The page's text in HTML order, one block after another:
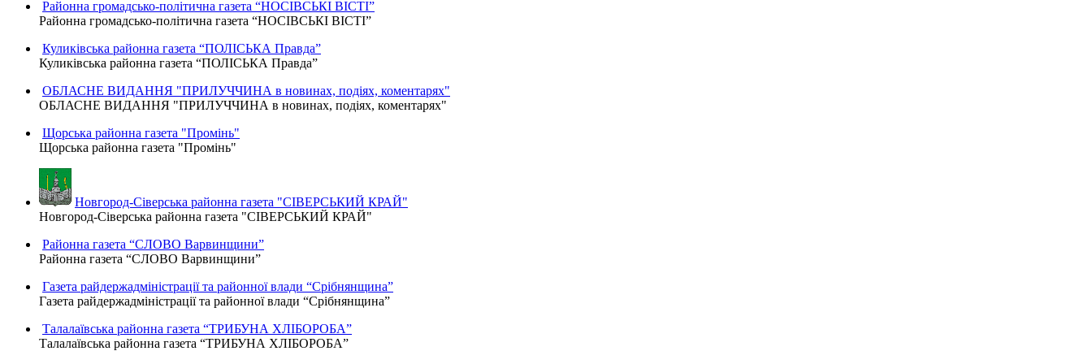
Районна громадсько-політична газета “НОСІВСЬКІ ВІСТІ”
Районна громадсько-політична газета “НОСІВСЬКІ ВІСТІ”
Куликівська районна газета “ПОЛІСЬКА Правда”
Куликівська районна газета “ПОЛІСЬКА Правда”
ОБЛАСНЕ ВИДАННЯ "ПРИЛУЧЧИНА в новинах, подіях, коментарях"
ОБЛАСНЕ ВИДАННЯ "ПРИЛУЧЧИНА в новинах, подіях, коментарях"
Щорська районна газета "Промінь"
Щорська районна газета "Промінь"
Новгород-Сіверська районна газета "СІВЕРСЬКИЙ КРАЙ"
Новгород-Сіверська районна газета "СІВЕРСЬКИЙ КРАЙ"
Районна газета “СЛОВО Варвинщини”
Районна газета “СЛОВО Варвинщини”
Газета райдержадміністрації та районної влади “Срібнянщина”
Газета райдержадміністрації та районної влади “Срібнянщина”
Талалаївська районна газета “ТРИБУНА ХЛІБОРОБА”
Талалаївська районна газета “ТРИБУНА ХЛІБОРОБА”